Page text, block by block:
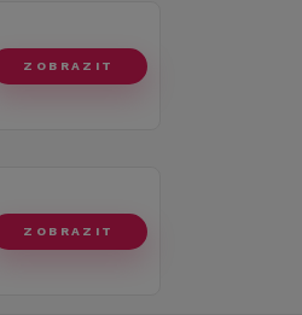
ZOBRAZIT
ZOBRAZIT